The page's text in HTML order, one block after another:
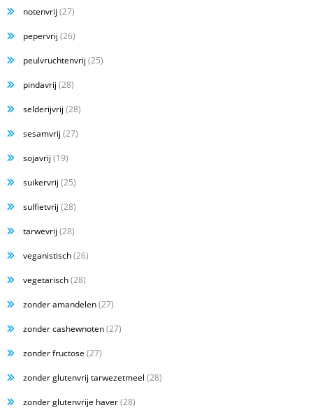
notenvrij (27)
pepervrij (26)
peulvruchtenvrij (25)
pindavrij (28)
selderijvrij (28)
sesamvrij (27)
sojavrij (19)
suikervrij (25)
sulfietvrij (28)
tarwevrij (28)
veganistisch(26)
vegetarisch(28)
zonder amandelen(27)
zonder cashewnoten(27)
zonder fructose (27)
zonder glutenvrij tarwezetmeel (28)
zonder glutenvrije haver(28)